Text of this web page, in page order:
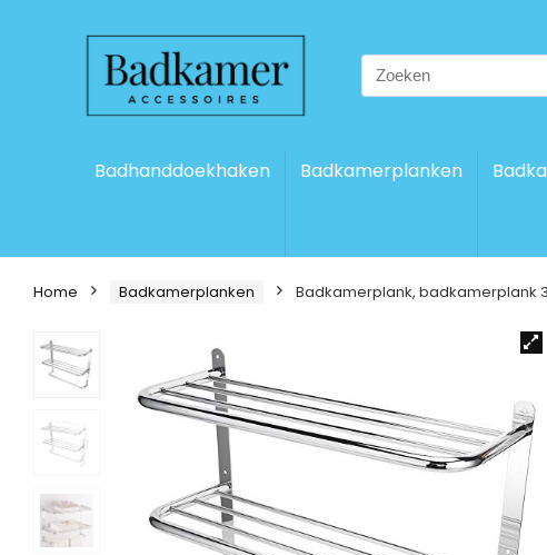
Search
for:
Badhanddoekhaken Badkamerplanken
Home Badkamerplanken Badkamerplank, badkamerplank